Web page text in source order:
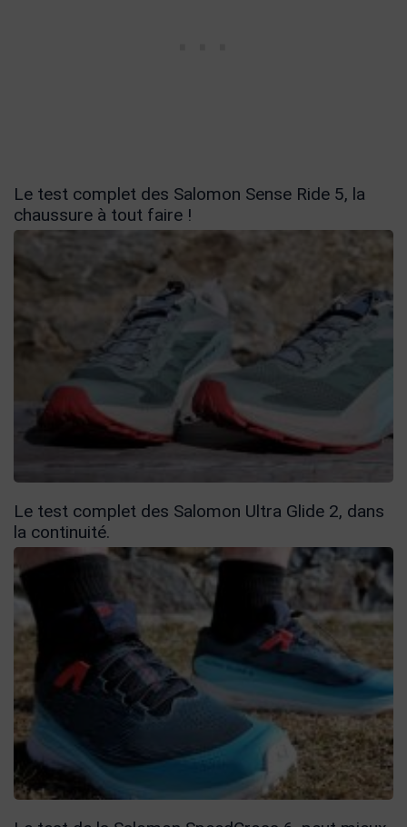
Le test complet des Salomon Sense Ride 5, la
chaussure à tout faire !
Le test complet des Salomon Ultra Glide 2, dans
la continuité.